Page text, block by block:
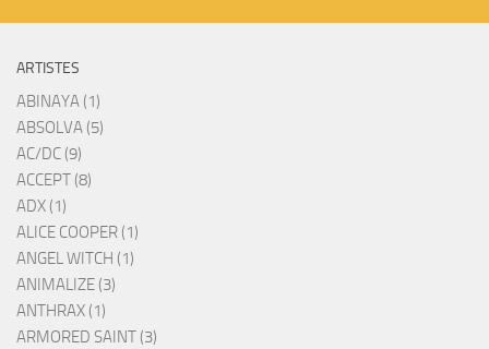
ARTISTES
ABINAYA (1)
ABSOLVA (5)
AC/DC (9)
ACCEPT (8)
ADX (1)
ALICE COOPER (1)
ANGEL WITCH (1)
ANIMALIZE (3)
ANTHRAX (1)
ARMORED SAINT (3)